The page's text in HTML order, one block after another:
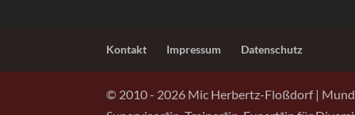
Kontakt Impressum Datenschutz
© 2010 - 2026 Mic Herbertz-Floßdorf |